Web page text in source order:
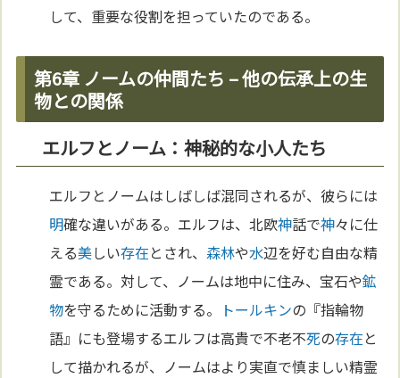
して、重要な役割を担っていたのである。
第6章 ノームの仲間たち – 他の伝承上の生
物との関係
エルフとノーム：神秘的な小人たち
エルフとノームはしばしば混同されるが、彼らには
明確な違いがある。エルフは、北欧神話で神々に仕
える美しい存在とされ、 森林や水辺を好む自由な精
霊である。対して、ノームは地中に住み、宝石や鉱
物を守るために活動する。 トールキンの『指輪物
語』にも登場するエルフは高貴で不老不死の存在と
して描かれるが、ノームはより実直で慎ましい精霊